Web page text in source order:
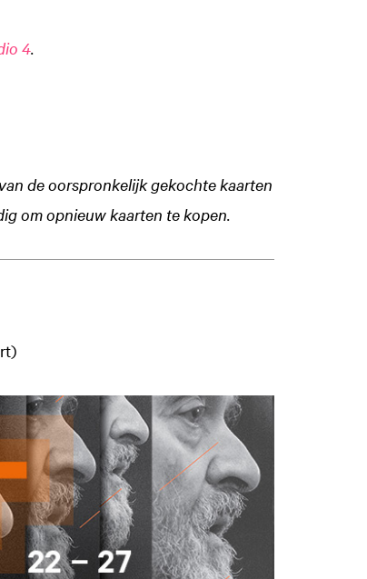
4.
de oorspronkelijk gekochte kaarten
om opnieuw kaarten te kopen.